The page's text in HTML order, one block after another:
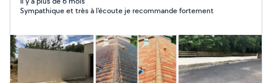
l'entreprise LD HABITAT vous propose d'autres
façade, la peinture extérieure/intérieure et les travaux
de maçonnerie. Contactez-nous pour obtenir une étude
de vos besoins et un devis gratuit.
Sympathique et très à l'écoute je recommande fortement